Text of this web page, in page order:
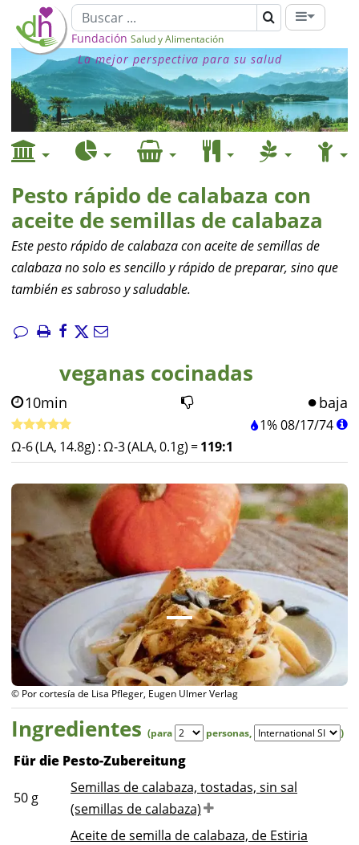
Fundación Salud y Alimentación
La mejor perspectiva para su salud
Pesto rápido de calabaza con
aceite de semillas de calabaza
Este pesto rápido de calabaza con aceite de semillas de
calabaza no solo es sencillo y rápido de preparar, sino que
también es sabroso y saludable.
veganas cocinadas
10min baja
1%08/17/74
Ω-6 (LA, 14.8g) :Ω-3 (ALA, 0.1g) =119:1
© Por cortesía de Lisa Pfleger, Eugen Ulmer Verlag
Ingredientes (para personas, )
Für die Pesto-Zubereitung
50 g
Semillas de calabaza, tostadas, sin sal
(semillas de calabaza)
Aceite de semilla de calabaza, de Estiria